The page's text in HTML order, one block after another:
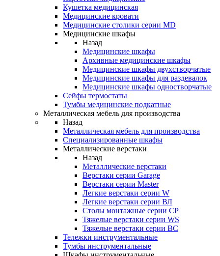
Кушетка медицинская
Медицинские кровати
Медицинские столики серии MD
Медицинские шкафы
Назад
Медицинские шкафы
Архивные медицинские шкафы
Медицинские шкафы двухстворчатые
Медицинские шкафы для раздевалок
Медицинские шкафы одностворчатые
Сейфы термостаты
Тумбы медицинские подкатные
Металлическая мебель для производства
Назад
Металлическая мебель для производства
Cпециализированные шкафы
Металлические верстаки
Назад
Металлические верстаки
Верстаки серии Garage
Верстаки серии Master
Легкие верстаки серии W
Легкие верстаки серии ВЛ
Столы монтажные серии СР
Тяжелые верстаки серии WS
Тяжелые верстаки серии ВС
Тележки инструментальные
Тумбы инструментальные